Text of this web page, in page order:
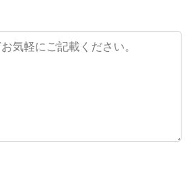
営業時間 10時 - 20時